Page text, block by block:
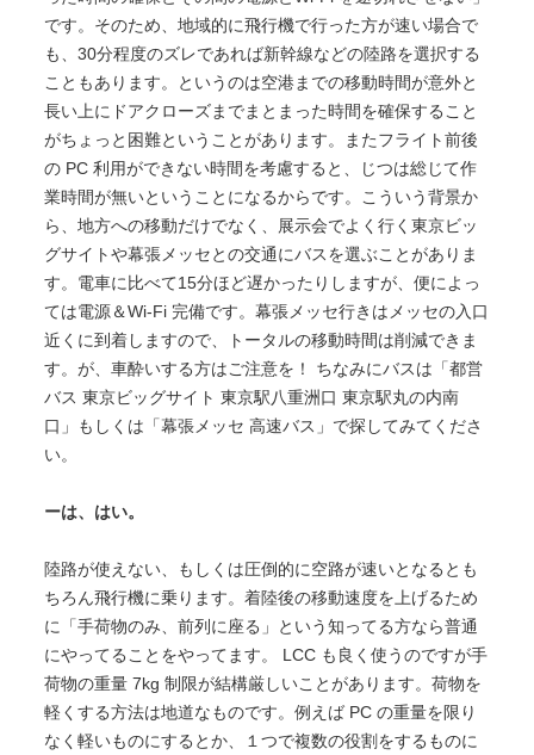
です。そのため、地域的に飛行機で行った方が速い場合で
も、30分程度のズレであれば新幹線などの陸路を選択する
こともあります。というのは空港までの移動時間が意外と
長い上にドアクローズまでまとまった時間を確保すること
がちょっと困難ということがあります。またフライト前後
の PC 利用ができない時間を考慮すると、じつは総じて作
業時間が無いということになるからです。こういう背景か
ら、地方への移動だけでなく、展示会でよく行く東京ビッ
グサイトや幕張メッセとの交通にバスを選ぶことがありま
す。電車に比べて15分ほど遅かったりしますが、便によっ
ては電源＆Wi-Fi 完備です。幕張メッセ行きはメッセの入口
近くに到着しますので、トータルの移動時間は削減できま
す。が、車酔いする方はご注意を！ ちなみにバスは「都営
バス 東京ビッグサイト 東京駅八重洲口 東京駅丸の内南
口」もしくは「幕張メッセ 高速バス」で探してみてくださ
い。
ーは、はい。
陸路が使えない、もしくは圧倒的に空路が速いとなるとも
ちろん飛行機に乗ります。着陸後の移動速度を上げるため
に「手荷物のみ、前列に座る」という知ってる方なら普通
にやってることをやってます。 LCC も良く使うのですが手
荷物の重量 7kg 制限が結構厳しいことがあります。荷物を
軽くする方法は地道なものです。例えば PC の重量を限り
なく軽いものにするとか、１つで複数の役割をするものに